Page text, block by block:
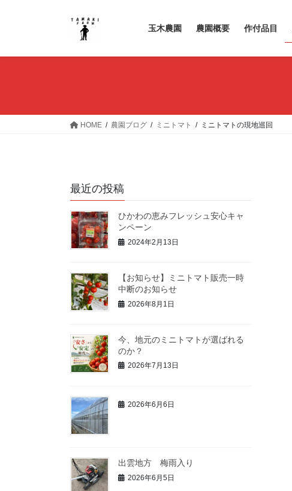
玉木農園 農園概要 作付品目
HOME 農園ブログ ミニトマト ミニトマトの現地巡回
最近の投稿
ひかわの恵みフレッシュ安心キャ
ンペーン
2024年2月13日
【お知らせ】ミニトマト販売一時
中断のお知らせ
2026年8月1日
今、地元のミニトマトが選ばれる
のか？
2026年7月13日
2026年6月6日
出雲地方 梅雨入り
2026年6月5日